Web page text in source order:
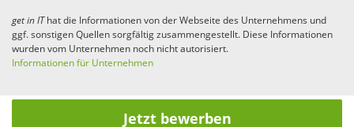
get in IThat die Informationen von der Webseite des Unternehmens und
ggf. sonstigen Quellen sorgfältig zusammengestellt. Diese Informationen
wurden vom Unternehmen noch nicht autorisiert.
Informationen für Unternehmen
Jetzt bewerben